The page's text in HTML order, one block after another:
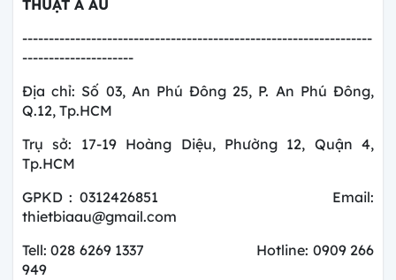
THUẬT Á ÂU
------------------------------------------------------------------
---------------------
Địa chỉ: Số 03, An Phú Đông 25, P. An Phú Đông,
Q.12, Tp.HCM
Trụ sở: 17-19 Hoàng Diệu, Phường 12, Quận 4,
Tp.HCM
GPKD : 0312426851 Email:
thietbiaau@gmail.com
Tell: 028 6269 1337 Hotline: 0909 266
949